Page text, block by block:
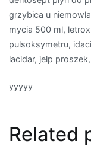
grzybica u
mycia 500 ml,
pulsoksymetru,
lacidar, jelp
yyyyy
Related